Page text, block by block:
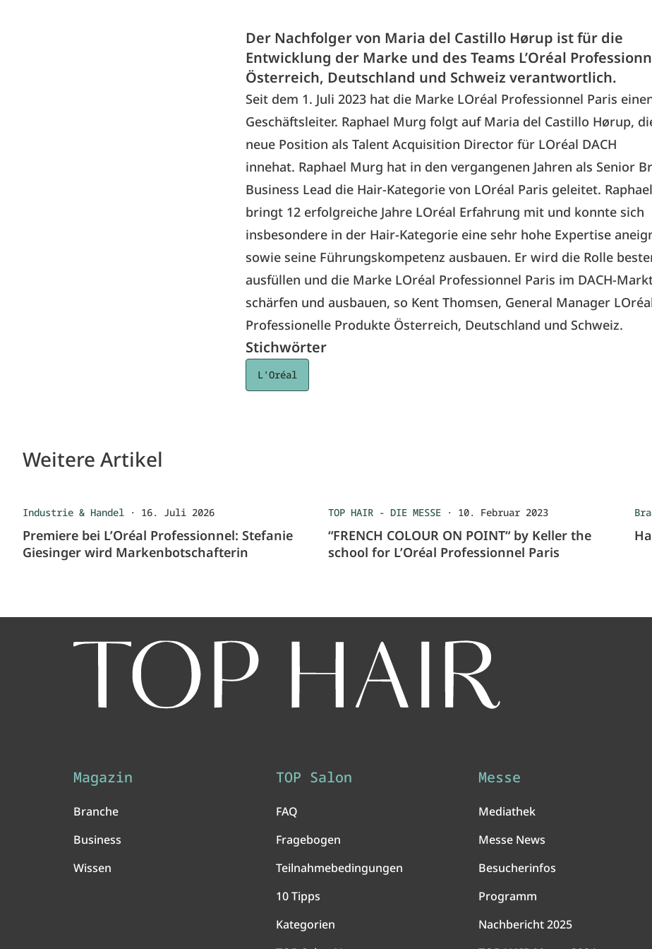
Der Nachfolger von Maria del Castillo Hørup ist für die
Entwicklung der Marke und des Teams L’Oréal
Österreich, Deutschland und Schweiz verantwortlich.
Seit dem 1. Juli 2023 hat die Marke LOréal Professionnel Paris
Geschäftsleiter. Raphael Murg folgt auf Maria del Castillo Hørup,
neue Position als Talent Acquisition Director für LOréal DACH
innehat. Raphael Murg hat in den vergangenen Jahren als Senior
Business Lead die Hair-Kategorie von LOréal Paris geleitet.
bringt 12 erfolgreiche Jahre LOréal Erfahrung mit und konnte sich
insbesondere in der Hair-Kategorie eine sehr hohe Expertise
sowie seine Führungskompetenz ausbauen. Er wird die Rolle
ausfüllen und die Marke LOréal Professionnel Paris im DACH-
schärfen und ausbauen, so Kent Thomsen, General Manager
Professionelle Produkte Österreich, Deutschland und Schweiz.
Stichwörter
L'Oréal
Weitere Artikel
Industrie & Handel · 16. Juli 2026
Premiere bei L’Oréal Professionnel: Stefanie
Giesinger wird Markenbotschafterin
TOP HAIR - DIE MESSE · 10. Februar 2023
“FRENCH COLOUR ON POINT“ by Keller the
school for L’Oréal Professionnel Paris
Magazin
Branche
Business
Wissen
TOP Salon
FAQ
Fragebogen
Teilnahmebedingungen
10 Tipps
Kategorien
Messe
Mediathek
Messe News
Besucherinfos
Programm
Nachbericht 2025